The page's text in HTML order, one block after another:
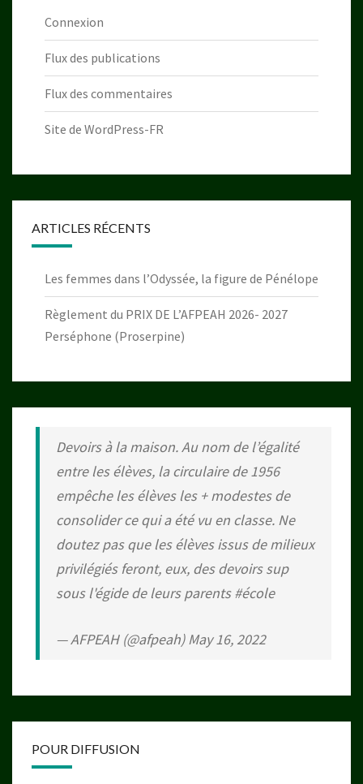
Connexion
Flux des publications
Flux des commentaires
Site de WordPress-FR
ARTICLES RÉCENTS
Les femmes dans l’Odyssée, la figure de Pénélope
Règlement du PRIX DE L’AFPEAH 2026- 2027
Perséphone (Proserpine)
Devoirs à la maison. Au nom de l’égalité
entre les élèves, la circulaire de 1956
empêche les élèves les + modestes de
consolider ce qui a été vu en classe. Ne
doutez pas que les élèves issus de milieux
privilégiés feront, eux, des devoirs sup
sous l'égide de leurs parents#école
— AFPEAH (@afpeah)May 16, 2022
POUR DIFFUSION